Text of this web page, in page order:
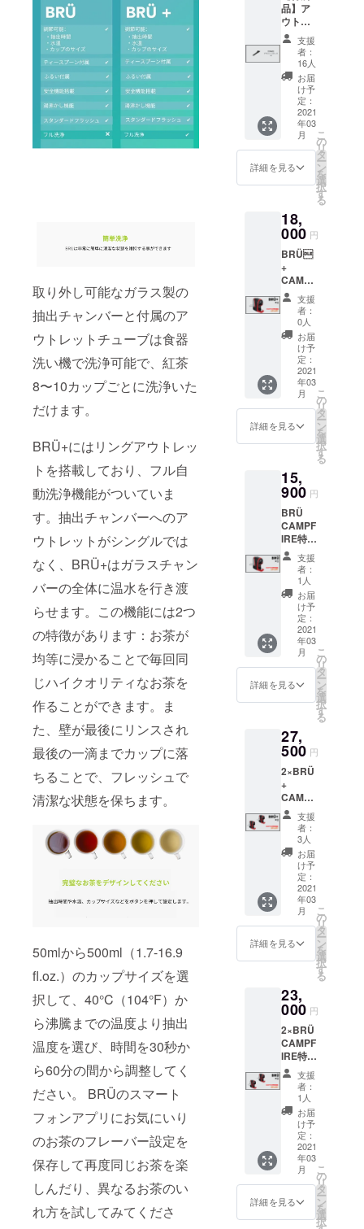
取り外し可能なガラス製の
抽出チャンバーと付属のア
ウトレットチューブは食器
洗い機で洗浄可能で、紅茶
8〜10カップごとに洗浄いた
だけます。
BRÜ+にはリングアウトレッ
トを搭載しており、フル自
動洗浄機能がついていま
す。抽出チャンバーへのア
ウトレットがシングルでは
なく、BRÜ+はガラスチャン
バーの全体に温水を行き渡
らせます。この機能には2つ
の特徴があります：お茶が
均等に浸かることで毎回同
じハイクオリティなお茶を
作ることができます。ま
た、壁が最後にリンスされ
最後の一滴までカップに落
ちることで、フレッシュで
清潔な状態を保ちます。
50mlから500ml（1.7-16.9
fl.oz.）のカップサイズを選
択して、40°C（104°F）か
ら沸騰までの温度より抽出
温度を選び、時間を30秒か
ら60分の間から調整してく
ださい。 BRÜのスマート
フォンアプリにお気にいり
のお茶のフレーバー設定を
保存して再度同じお茶を楽
しんだり、異なるお茶のい
れ方を試してみてくださ
g 5F
Shibuy
a-ku
Tokyo
150-
0002
字にて
ご記入
くださ
い： お
名前 町
名 番
地・
号 建
物名
部屋番
町村 都
道府県
郵便番
号 例：
Yamad
a
Shibuy
a 2
Chome
−22−3
Shibuy
a
Higashi
Buildin
g 5F
Shibuy
a-ku
Tokyo
150-
0002
支援い
ただい
た場
合、時
計ご支
援時の
メール
アドレ
スを備
考欄に
ご記入
い
送料込
みと
なって
おりま
す。 ※
本品は
海外か
らの発
送とな
るた
め、価
日本の
消費税
りませ
ん。 た
だし、
輸入関
税につ
いては
支援者
様にて
別途ご
負担と
なりま
す。予
めご了
承くだ
さい。
支援い
ただい
計ご支
援時の
メール
アドレ
スを備
考欄に
ご記入
くださ
い
が付属
してお
ります
が、ガ
ラスを
お好み
でない
場合は
こちら
をお求
めくだ
さい。
※こちら
送料込
みと
なって
おりま
す。 ※
本品は
海外か
らの発
送とな
るた
め、価
格には
日本の
消費税
は含ま
りませ
ん。 た
税につ
いては
支援者
様にて
別途ご
負担と
なりま
す。予
めご了
承くだ
さい。
※別途ご
支援い
ただい
た場
計ご支
援時の
スを備
考欄に
ご記入
くださ
い
品】ア
ウト
レット
ホース
食器洗
い機で
洗浄可
能で、
紅茶8〜
10カッ
プごと
に洗浄
いただ
けます
とも
1500回
は使用
可能で
す。
※BRÜ
に3つ付
属して
いま
す。 ※
こちら
のリ
ターン
価格は
送料込
みと
なって
海外か
らの発
送とな
るた
め、価
格には
日本の
消費税
は含ま
れてお
りませ
ん。 た
だし、
輸入関
税につ
いては
支援者
なりま
す。予
めご了
承くだ
さい。
※別途ご
支援い
ただい
た場
合、時
計ご支
援時の
メール
アドレ
スを備
ご記入
くださ
支援
者：
16人
お届
け予
定：
2021
年03
月
詳細を見る
こ
の
リ
タ
ー
ン
を
選
択
す
る
18,
000 円
BRÜ
+
CAMPF
IRE特別
価格
【18%
OFF】
定価
21,600
円より
4,000円
OFF ・
BRÜ
+
ティー
マシー
ペアの
アウト
レット
ホース
×3 ・ガ
ラス抽
出チャ
ンバー
・マイ
クロ
メッ
シュふ
るい
BRÜ+
マシー
ンのカ
ラーは4
い。 ※
こちら
のリ
ターン
価格は
送料込
みと
なって
おりま
す。 ※
本品は
海外か
らの発
送とな
るた
め、価
格には
れてお
りませ
だし、
輸入関
税につ
いては
支援者
様にて
別途ご
負担と
なりま
す。予
めご了
承くだ
※備考欄
に下記
支援
者：
0人
お届
け予
定：
2021
年03
月
詳細を見る
こ
の
リ
タ
ー
ン
を
選
択
す
る
15,
900 円
BRÜ
CAMPF
IRE特別
価格
【18%
OFF】
定価
19,500
円より
3,600円
OFF
BRÜは
ボタン
を押す
だけで
完璧な
入れて
くれる
自動
ティー
マシー
ン どん
な種類
のお茶
にも対
応 ・
BRÜ
ティー
マシー
ン ・ス
ペアの
アウト
レット
出チャ
ンバー
・マイ
クロ
メッ
シュふ
るい
BRÜ マ
シーン
のカ
ラーは4
色より
お選び
くださ
い。 ※
こちら
のリ
支援
者：
1人
お届
け予
定：
2021
年03
月
詳細を見る
こ
の
リ
タ
ー
ン
を
選
択
す
る
27,
500 円
2×BRÜ
+
CAMPF
IRE特別
価格
【34%
OFF】
定価
41,900
円より
14,700
円OFF
BRÜは
ボタン
を押す
だけで
一杯を
入れて
くれる
自動
ティー
マシー
ン どん
な種類
のお茶
にも対
BRÜ
ティー
マシー
ン×2 ・
スペア
支援
者：
3人
お届
け予
定：
2021
年03
月
詳細を見る
こ
の
リ
タ
ー
ン
を
選
択
す
る
23,
000 円
2×BRÜ
CAMPF
IRE特別
価格
【39%
OFF】
定価
37,700
円より
14,700
円OFF
・BRÜ
ティー
マシー
ン×2 ・
スペア
支援
者：
1人
お届
け予
定：
2021
年03
月
詳細を見る
こ
の
リ
タ
ー
ン
を
選
択